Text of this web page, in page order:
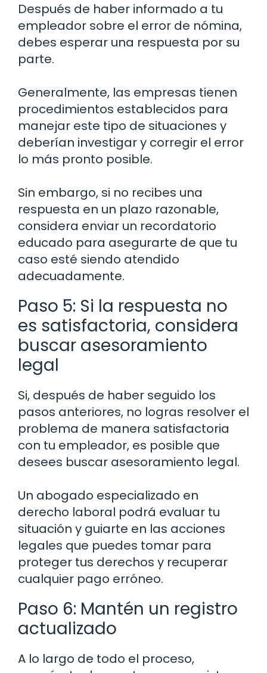
Después de haber informado a tu
empleador sobre el error de nómina,
debes esperar una respuesta por su
parte.
Generalmente, las empresas tienen
procedimientos establecidos para
manejar este tipo de situaciones y
deberían investigar y corregir el error
lo más pronto posible.
Sin embargo, si no recibes una
respuesta en un plazo razonable,
considera enviar un recordatorio
educado para asegurarte de que tu
caso esté siendo atendido
adecuadamente.
Paso 5: Si la respuesta no
es satisfactoria, considera
buscar asesoramiento
legal
Si, después de haber seguido los
pasos anteriores, no logras resolver el
problema de manera satisfactoria
con tu empleador, es posible que
desees buscar asesoramiento legal.
Un abogado especializado en
derecho laboral podrá evaluar tu
situación y guiarte en las acciones
legales que puedes tomar para
proteger tus derechos y recuperar
cualquier pago erróneo.
Paso 6: Mantén un registro
actualizado
A lo largo de todo el proceso,